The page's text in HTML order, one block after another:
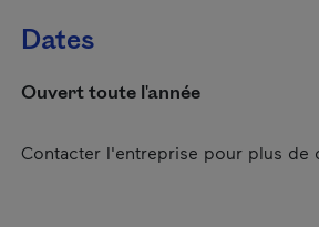
Dates
Ouvert toute l'année
Contacter l'entreprise pour plus de